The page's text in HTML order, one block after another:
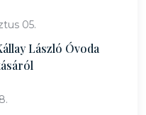
05.
László Óvoda